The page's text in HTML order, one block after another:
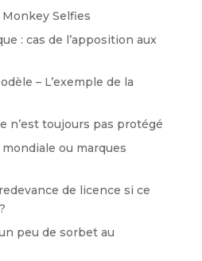
Monkey Selfies
: cas de l’apposition aux
– L’exemple de la
n’est toujours pas protégé
ou marques
de licence si ce
peu de sorbet au